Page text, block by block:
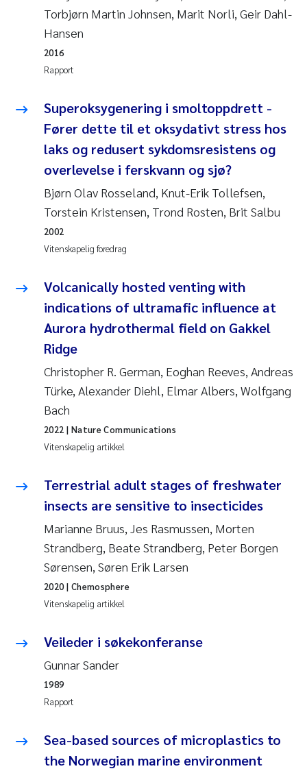
Anastasia Georgantzopoulou
Roar Brænden
Camilla With Fagerli
Lena Haugland Moen
Medyan Esam Ghareeb
Prem Chand
Kasper Hancke
Svetlana Pakhomova
Li Xie
Susanne Jøntvedt Jørgensen
André Staalstrøm
Samantha Goncalves Prat
Knut Erik Tollefsen
Sigrid Haande
Johnny Håll
Susanne Claudia Schneider
Sabine Marty
Torbjørn Martin Johnsen, Marit Norli, Geir Dahl-
Hansen
Rapport
2016
Superoksygenering i smoltoppdrett -
Fører dette til et oksydativt stress hos
laks og redusert sykdomsresistens og
overlevelse i ferskvann og sjø?
Bjørn Olav Rosseland, Knut-Erik Tollefsen,
Torstein Kristensen, Trond Rosten, Brit Salbu
Vitenskapelig foredrag
2002
Volcanically hosted venting with
indications of ultramafic influence at
Aurora hydrothermal field on Gakkel
Ridge
Christopher R. German, Eoghan Reeves, Andreas
Türke, Alexander Diehl, Elmar Albers, Wolfgang
Bach
Vitenskapelig artikkel
2022 | Nature Communications
Terrestrial adult stages of freshwater
insects are sensitive to insecticides
Marianne Bruus, Jes Rasmussen, Morten
Strandberg, Beate Strandberg, Peter Borgen
Sørensen, Søren Erik Larsen
Vitenskapelig artikkel
2020| Chemosphere
Veileder i søkekonferanse
Gunnar Sander
Rapport
1989
Sea-based sources of microplastics to
the Norwegian marine environment